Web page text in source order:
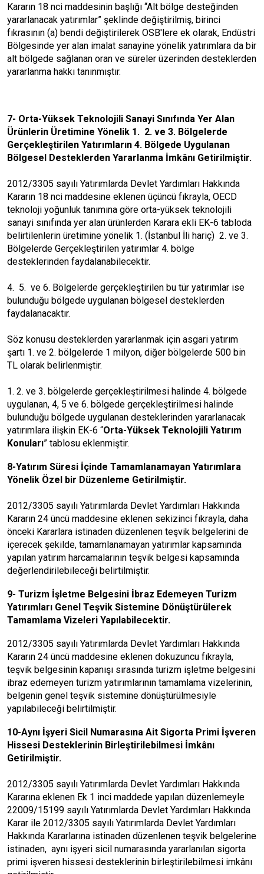
Kararın 18 nci maddesinin başlığı “Alt bölge desteğinden
yararlanacak yatırımlar” şeklinde değiştirilmiş, birinci
fıkrasının (a) bendi değiştirilerek OSB'lere ek olarak, Endüstri
Bölgesinde yer alan imalat sanayine yönelik yatırımlara da bir
alt bölgede sağlanan oran ve süreler üzerinden desteklerden
yararlanma hakkı tanınmıştır.
7- Orta-Yüksek Teknolojili Sanayi Sınıfında Yer Alan
Ürünlerin Üretimine Yönelik 1. 2. ve 3. Bölgelerde
Gerçekleştirilen Yatırımların 4. Bölgede Uygulanan
Bölgesel Desteklerden Yararlanma İmkânı Getirilmiştir.
2012/3305 sayılı Yatırımlarda Devlet Yardımları Hakkında
Kararın 18 nci maddesine eklenen üçüncü fıkrayla, OECD
teknoloji yoğunluk tanımına göre orta-yüksek teknolojili
sanayi sınıfında yer alan ürünlerden Karara ekli EK-6 tabloda
belirtilenlerin üretimine yönelik 1. (İstanbul İli hariç) 2. ve 3.
Bölgelerde Gerçekleştirilen yatırımlar 4. bölge
desteklerinden faydalanabilecektir.
4. 5. ve 6. Bölgelerde gerçekleştirilen bu tür yatırımlar ise
bulunduğu bölgede uygulanan bölgesel desteklerden
faydalanacaktır.
Söz konusu desteklerden yararlanmak için asgari yatırım
şartı 1. ve 2. bölgelerde 1 milyon, diğer bölgelerde 500 bin
TL olarak belirlenmiştir.
1. 2. ve 3. bölgelerde gerçekleştirilmesi halinde 4. bölgede
uygulanan, 4, 5 ve 6. bölgede gerçekleştirilmesi halinde
bulunduğu bölgede uygulanan desteklerinden yararlanacak
yatırımlara ilişkin EK-6 “Orta-Yüksek Teknolojili Yatırım
Konuları” tablosu eklenmiştir.
8-Yatırım Süresi İçinde Tamamlanamayan Yatırımlara
Yönelik Özel bir Düzenleme Getirilmiştir.
2012/3305 sayılı Yatırımlarda Devlet Yardımları Hakkında
Kararın 24 üncü maddesine eklenen sekizinci fıkrayla, daha
önceki Kararlara istinaden düzenlenen teşvik belgelerini de
içerecek şekilde, tamamlanamayan yatırımlar kapsamında
yapılan yatırım harcamalarının teşvik belgesi kapsamında
değerlendirilebileceği belirtilmiştir.
9- Turizm İşletme Belgesini İbraz Edemeyen Turizm
Yatırımları Genel Teşvik Sistemine Dönüştürülerek
Tamamlama Vizeleri Yapılabilecektir.
2012/3305 sayılı Yatırımlarda Devlet Yardımları Hakkında
Kararın 24 üncü maddesine eklenen dokuzuncu fıkrayla,
teşvik belgesinin kapanışı sırasında turizm işletme belgesini
ibraz edemeyen turizm yatırımlarının tamamlama vizelerinin,
belgenin genel teşvik sistemine dönüştürülmesiyle
yapılabileceği belirtilmiştir.
10-Aynı İşyeri Sicil Numarasına Ait Sigorta Primi İşveren
Hissesi Desteklerinin Birleştirilebilmesi İmkânı
Getirilmiştir.
2012/3305 sayılı Yatırımlarda Devlet Yardımları Hakkında
Kararına eklenen Ek 1 inci maddede yapılan düzenlemeyle
22009/15199 sayılı Yatırımlarda Devlet Yardımları Hakkında
Karar ile 2012/3305 sayılı Yatırımlarda Devlet Yardımları
Hakkında Kararlarına istinaden düzenlenen teşvik belgelerine
istinaden, aynı işyeri sicil numarasında yararlanılan sigorta
primi işveren hissesi desteklerinin birleştirilebilmesi imkânı